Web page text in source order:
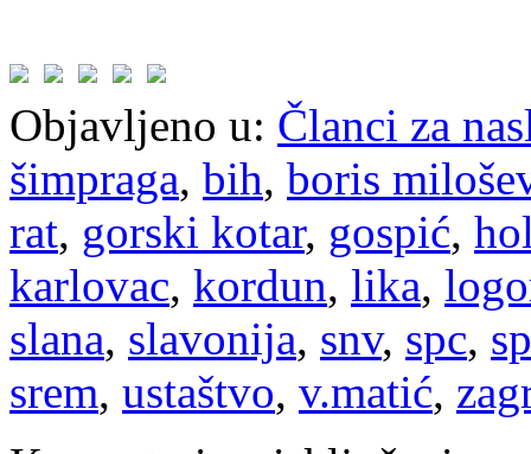
Objavljeno u: Članci za
šimpraga, bih, boris
rat, gorski kotar, gospić,
karlovac, kordun, lika,
slana, slavonija, snv, spc,
srem, ustaštvo, v.matić,